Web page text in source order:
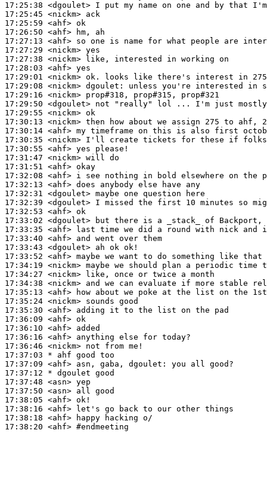
17:25:38 <dgoulet>
17:25:45 <nickm>
17:25:59 <ahf>
17:26:50 <ahf>
17:27:13 <ahf>
17:27:29 <nickm>
17:27:38 <nickm>
17:28:03 <ahf>
17:29:01 <nickm>
17:29:08 <nickm> dgoulet:
17:29:16 <nickm>
17:29:50 <dgoulet>
17:29:55 <nickm>
17:30:13 <nickm>
17:30:14 <ahf>
17:30:35 <nickm>
17:30:55 <ahf>
17:31:47 <nickm>
17:31:51 <ahf>
17:32:08 <ahf>
17:32:13 <ahf>
17:32:31 <dgoulet>
17:32:39 <dgoulet>
17:32:53 <ahf>
17:33:02 <dgoulet>
17:33:35 <ahf>
17:33:40 <ahf>
17:33:43 <dgoulet>
17:33:52 <ahf>
17:34:19 <nickm>
17:34:27 <nickm>
17:34:38 <nickm>
17:35:13 <ahf>
17:35:24 <nickm>
17:35:30 <ahf>
17:36:09 <ahf>
17:36:10 <ahf>
17:36:16 <ahf>
17:36:46 <nickm>
17:37:03 * ahf good too
17:37:09 <ahf>
17:37:12 * dgoulet good
17:37:48 <asn>
17:37:50 <asn>
17:38:05 <ahf>
17:38:16 <ahf>
17:38:18 <ahf>
17:38:20 <ahf> #endmeeting